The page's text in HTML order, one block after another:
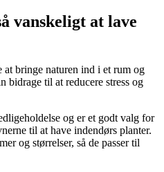
vanskeligt at lave
bringe naturen ind i et rum og
bidrage til at reducere stress og
og er et godt valg for
til at have indendørs planter.
og størrelser, så de passer til